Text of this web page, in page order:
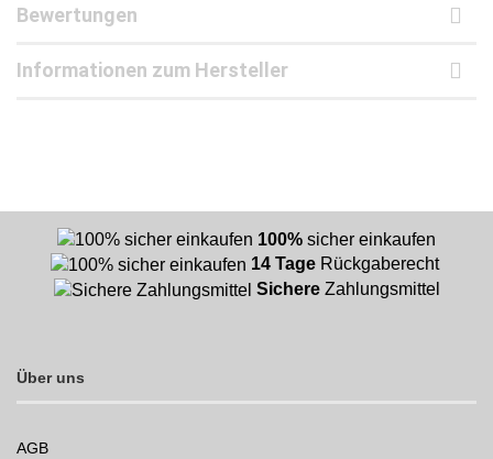
Bewertungen
Informationen zum Hersteller
100% sicher einkaufen
14 Tage Rückgaberecht
Sichere Zahlungsmittel
Über uns
AGB